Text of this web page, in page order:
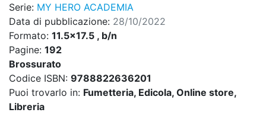
Serie: MY HERO ACADEMIA
Data di pubblicazione: 28/10/2022
Formato: 11.5x17.5 , b/n
Pagine: 192
Brossurato
Codice ISBN: 9788822636201
Puoi trovarlo in: Fumetteria, Edicola, Online store,
Libreria